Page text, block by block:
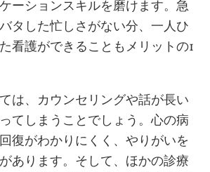
ーションスキルを磨けます。急
タした忙しさがない分、一人ひ
看護ができることもメリットの1
は、カウンセリングや話が長い
てしまうことでしょう。心の病
復がわかりにくく、やりがいを
あります。そして、ほかの診療